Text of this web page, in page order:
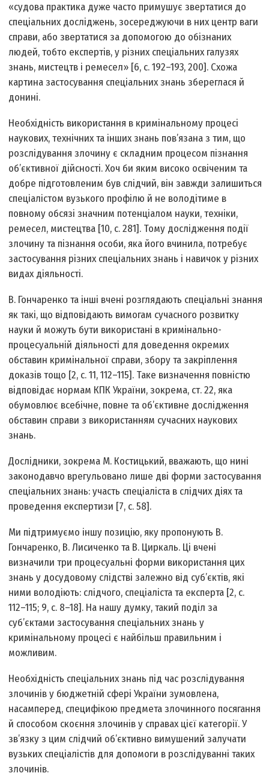
«судова практика дуже часто примушує звертатися до
спеціальних досліджень, зосереджуючи в них центр ваги
справи, або звертатися за допомогою до обізнаних
людей, тобто експертів, у різних спеціальних галузях
знань, мистецтв і ремесел» [6, с. 192–193, 200]. Схожа
картина застосування спеціальних знань збереглася й
донині.
Необхідність використання в кримінальному процесі
наукових, технічних та інших знань пов’язана з тим, що
розслідування злочину є складним процесом пізнання
об’єктивної дійсності. Хоч би яким високо освіченим та
добре підготовленим був слідчий, він завжди залишиться
спеціалістом вузького профілю й не володітиме в
повному обсязі значним потенціалом науки, техніки,
ремесел, мистецтва [10, с. 281]. Тому дослідження події
злочину та пізнання особи, яка його вчинила, потребує
застосування різних спеціальних знань і навичок у різних
видах діяльності.
В. Гончаренко та інші вчені розглядають спеціальні знання
як такі, що відповідають вимогам сучасного розвитку
науки й можуть бути використані в кримінально-
процесуальній діяльності для доведення окремих
обставин кримінальної справи, збору та закріплення
доказів тощо [2, с. 11, 112–115]. Таке визначення повністю
відповідає нормам КПК України, зокрема, ст. 22, яка
обумовлює всебічне, повне та об’єктивне дослідження
обставин справи з використанням сучасних наукових
знань.
Дослідники, зокрема М. Костицький, вважають, що нині
законодавчо врегульовано лише дві форми застосування
спеціальних знань: участь спеціаліста в слідчих діях та
проведення експертизи [7, с. 58].
Ми підтримуємо іншу позицію, яку пропонують В.
Гончаренко, В. Лисиченко та В. Циркаль. Ці вчені
визначили три процесуальні форми використання цих
знань у досудовому слідстві залежно від суб’єктів, які
ними володіють: слідчого, спеціаліста та експерта [2, с.
112–115; 9, с. 8–18]. На нашу думку, такий поділ за
суб’єктами застосування спеціальних знань у
кримінальному процесі є найбільш правильним і
можливим.
Необхідність спеціальних знань під час розслідування
злочинів у бюджетній сфері України зумовлена,
насамперед, специфікою предмета злочинного посягання
й способом скоєння злочинів у справах цієї категорії. У
зв’язку з цим слідчий об’єктивно вимушений залучати
вузьких спеціалістів для допомоги в розслідуванні таких
злочинів.